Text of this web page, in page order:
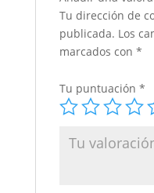
Tu dirección de
publicada. Los
marcados con *
Tu puntuación *